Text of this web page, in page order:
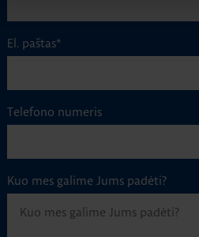
El. paštas*
Telefono numeris
Kuo mes galime Jums padėti?